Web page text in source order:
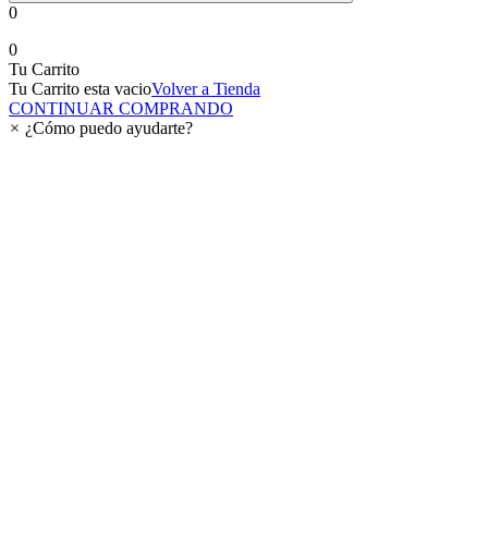
0
0
Tu Carrito
Tu Carrito esta vacioVolver a Tienda
CONTINUAR COMPRANDO
× ¿Cómo puedo ayudarte?